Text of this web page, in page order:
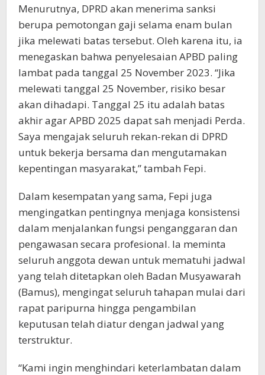
Menurutnya, DPRD akan menerima sanksi
berupa pemotongan gaji selama enam bulan
jika melewati batas tersebut. Oleh karena itu, ia
menegaskan bahwa penyelesaian APBD paling
lambat pada tanggal 25 November 2023. “Jika
melewati tanggal 25 November, risiko besar
akan dihadapi. Tanggal 25 itu adalah batas
akhir agar APBD 2025 dapat sah menjadi Perda.
Saya mengajak seluruh rekan-rekan di DPRD
untuk bekerja bersama dan mengutamakan
kepentingan masyarakat,” tambah Fepi.
Dalam kesempatan yang sama, Fepi juga
mengingatkan pentingnya menjaga konsistensi
dalam menjalankan fungsi penganggaran dan
pengawasan secara profesional. Ia meminta
seluruh anggota dewan untuk mematuhi jadwal
yang telah ditetapkan oleh Badan Musyawarah
(Bamus), mengingat seluruh tahapan mulai dari
rapat paripurna hingga pengambilan
keputusan telah diatur dengan jadwal yang
terstruktur.
“Kami ingin menghindari keterlambatan dalam